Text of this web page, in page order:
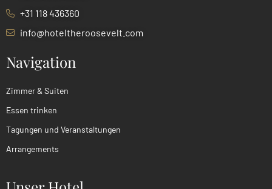
+31 118 436360
info@hoteltheroosevelt.com
Navigation
Zimmer & Suiten
Essen trinken
Tagungen und Veranstaltungen
Arrangements